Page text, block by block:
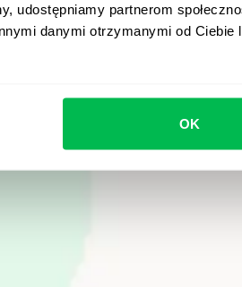
udostępniamy partnerom
danymi otrzymanymi od Ciebie
OK
HR po zaawansowaną
Krótki